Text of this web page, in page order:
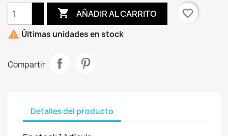
 AÑADIR AL CARRITO
favorite_border
 Últimas unidades en stock
Compartir
Detalles del producto